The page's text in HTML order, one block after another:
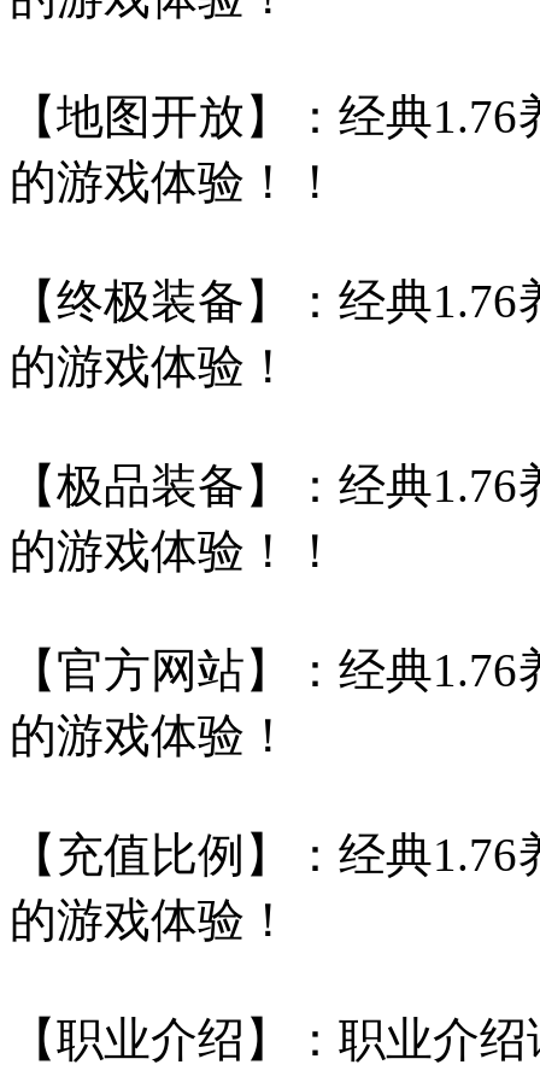
【地图开放】：经典
的游戏体验！！
【终极装备】：经典
的游戏体验！
【极品装备】：经典
的游戏体验！！
【官方网站】：经典
的游戏体验！
【充值比例】：经典
的游戏体验！
【职业介绍】：职业介